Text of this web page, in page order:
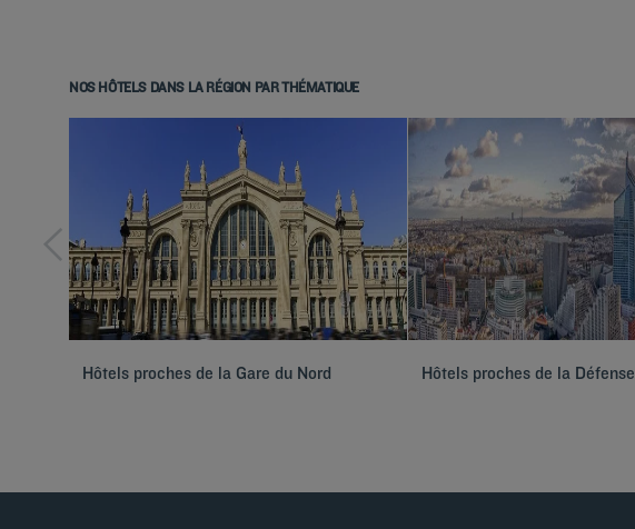
NOS HÔTELS DANS LA RÉGION PAR THÉMATIQUE
Hôtels proches de la Gare du Nord Hôtels proches de la Défense